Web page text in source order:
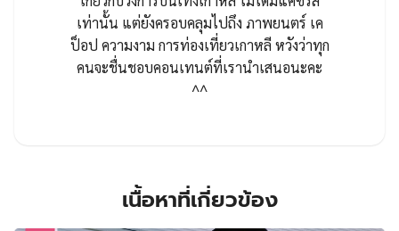
เท่านั้น แต่ยังครอบคลุมไปถึง ภาพยนตร์ เค
ป็อป ความงาม การท่องเที่ยวเกาหลี หวังว่าทุก
คนจะชื่นชอบคอนเทนต์ที่เรานำเสนอนะคะ
^^
เนื้อหาที่เกี่ยวข้อง